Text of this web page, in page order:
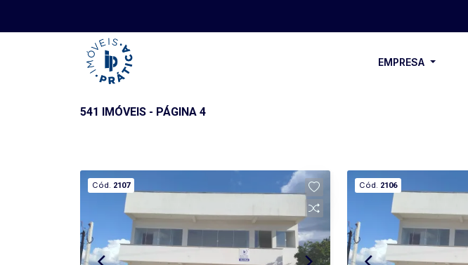
EMPRESA
541 IMÓVEIS - PÁGINA 4
Cód. 2107 Cód. 2106